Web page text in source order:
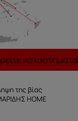
καταστήματα
της βίας
HOME